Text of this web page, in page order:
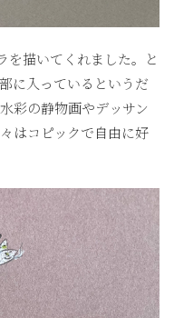
描いてくれました。と
に入っているというだ
彩の静物画やデッサン
はコピックで自由に好